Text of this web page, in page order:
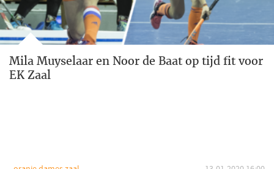
Mila Muyselaar en Noor de Baat op tijd fit voor
EK Zaal